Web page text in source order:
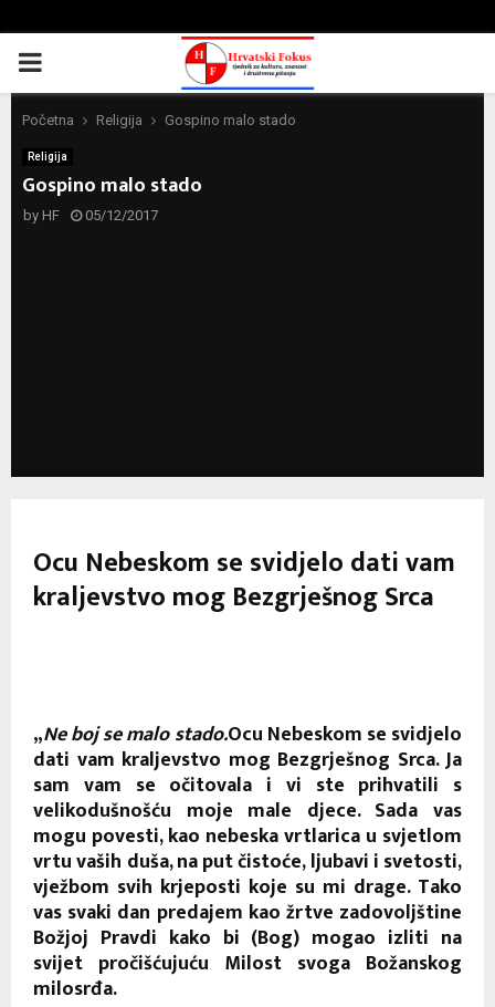
PRIMARY
MENU
Početna Religija Gospino malo stado
Religija
Gospino malo stado
by HF 05/12/2017
Ocu Nebeskom se svidjelo dati vam
kraljevstvo mog Bezgrješnog Srca
„Ne boj se malo stado.Ocu Nebeskom se svidjelo
dati vam kraljevstvo mog Bezgrješnog Srca. Ja
sam vam se očitovala i vi ste prihvatili s
velikodušnošću moje male djece. Sada vas
mogu povesti, kao nebeska vrtlarica u svjetlom
vrtu vaših duša, na put čistoće, ljubavi i svetosti,
vježbom svih krjeposti koje su mi drage. Tako
vas svaki dan predajem kao žrtve zadovoljštine
Božjoj Pravdi kako bi (Bog) mogao izliti na
svijet pročišćujuću Milost svoga Božanskog
milosrđa.